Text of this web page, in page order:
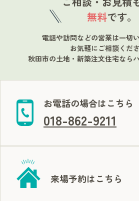
無料です。
電話や訪問などの営業は一切
お気軽にご相談くださ
秋田市の土地・新築注文住宅なら
お電話の場合はこちら
018-862-9211
来場予約はこちら